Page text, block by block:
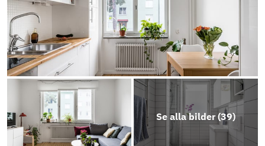
Se alla bilder (39)